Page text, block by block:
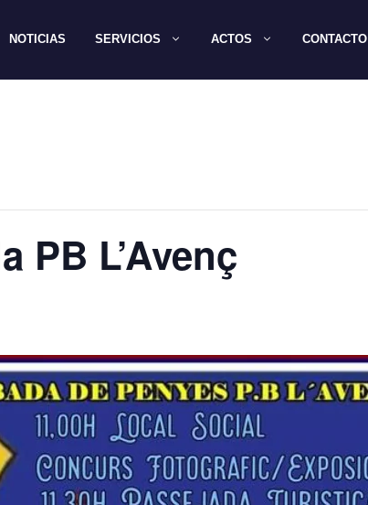
NOTICIAS SERVICIOS ACTOS CONTACTO
PB L’Avenç